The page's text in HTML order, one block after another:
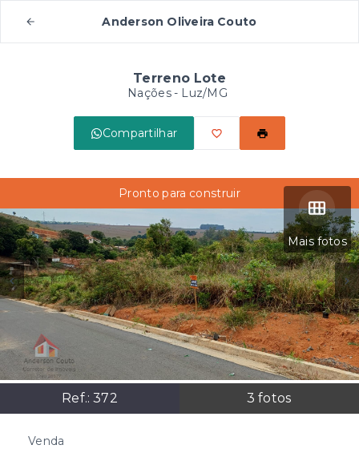
Anderson Oliveira Couto
Terreno Lote
Nações - Luz/MG
Compartilhar
Mais fotos
Ref.:372 3 fotos
Pronto para construir
Venda